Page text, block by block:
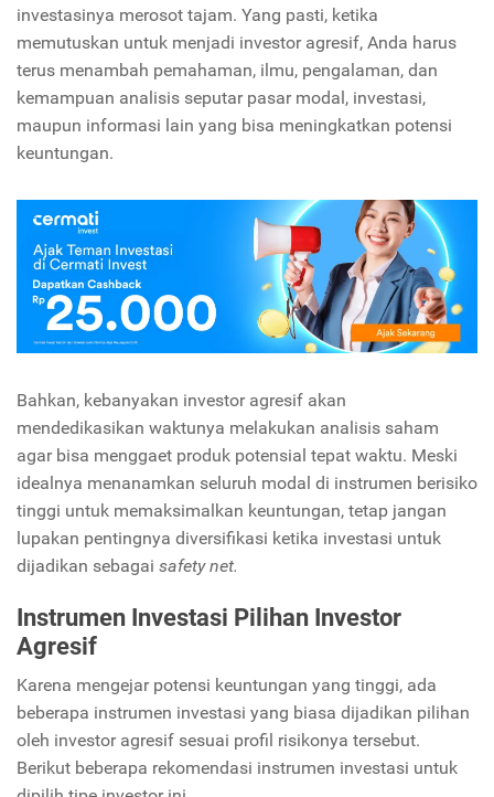
investasinya merosot tajam. Yang pasti, ketika
memutuskan untuk menjadi investor agresif, Anda harus
terus menambah pemahaman, ilmu, pengalaman, dan
kemampuan analisis seputar pasar modal, investasi,
maupun informasi lain yang bisa meningkatkan potensi
keuntungan.
Bahkan, kebanyakan investor agresif akan
mendedikasikan waktunya melakukan analisis saham
agar bisa menggaet produk potensial tepat waktu. Meski
idealnya menanamkan seluruh modal di instrumen berisiko
tinggi untuk memaksimalkan keuntungan, tetap jangan
lupakan pentingnya diversifikasi ketika investasi untuk
dijadikan sebagai safety net.
Instrumen Investasi Pilihan Investor
Agresif
Karena mengejar potensi keuntungan yang tinggi, ada
beberapa instrumen investasi yang biasa dijadikan pilihan
oleh investor agresif sesuai profil risikonya tersebut.
Berikut beberapa rekomendasi instrumen investasi untuk